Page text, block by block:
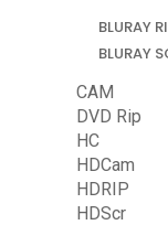
BLURAY
BLURAY
CAM
DVD Rip
HC
HDCam
HDRIP
HDScr